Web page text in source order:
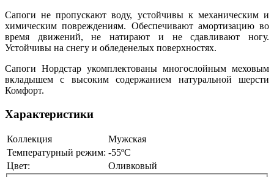
Сапоги не пропускают воду, устойчивы к механическим и
химическим повреждениям. Обеспечивают амортизацию во
время движений, не натирают и не сдавливают ногу.
Устойчивы на снегу и обледенелых поверхностях.
Сапоги Нордстар укомплектованы многослойным меховым
вкладышем с высоким содержанием натуральной шерсти
Комфорт.
Характеристики
Коллекция
Мужская
Температурный режим: -55ºС
Цвет:
Оливковый